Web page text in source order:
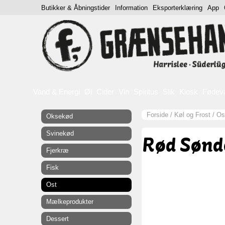
Forside / Køl og Frost /
Rød
Oksekød
Svinekød
Fjerkræ
Fisk
Ost
Mælkeprodukter
Dessert
Butikker & Åbningstider Information Eksporterklæring App